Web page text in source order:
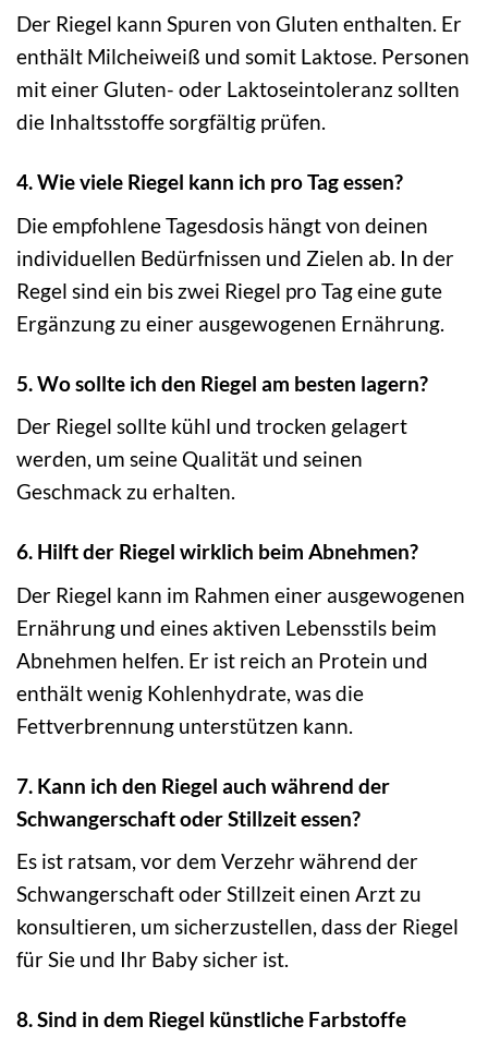
Der Riegel kann Spuren von Gluten enthalten. Er
enthält Milcheiweiß und somit Laktose. Personen
mit einer Gluten- oder Laktoseintoleranz sollten
die Inhaltsstoffe sorgfältig prüfen.
4. Wie viele Riegel kann ich pro Tag essen?
Die empfohlene Tagesdosis hängt von deinen
individuellen Bedürfnissen und Zielen ab. In der
Regel sind ein bis zwei Riegel pro Tag eine gute
Ergänzung zu einer ausgewogenen Ernährung.
5. Wo sollte ich den Riegel am besten lagern?
Der Riegel sollte kühl und trocken gelagert
werden, um seine Qualität und seinen
Geschmack zu erhalten.
6. Hilft der Riegel wirklich beim Abnehmen?
Der Riegel kann im Rahmen einer ausgewogenen
Ernährung und eines aktiven Lebensstils beim
Abnehmen helfen. Er ist reich an Protein und
enthält wenig Kohlenhydrate, was die
Fettverbrennung unterstützen kann.
7. Kann ich den Riegel auch während der
Schwangerschaft oder Stillzeit essen?
Es ist ratsam, vor dem Verzehr während der
Schwangerschaft oder Stillzeit einen Arzt zu
konsultieren, um sicherzustellen, dass der Riegel
für Sie und Ihr Baby sicher ist.
8. Sind in dem Riegel künstliche Farbstoffe